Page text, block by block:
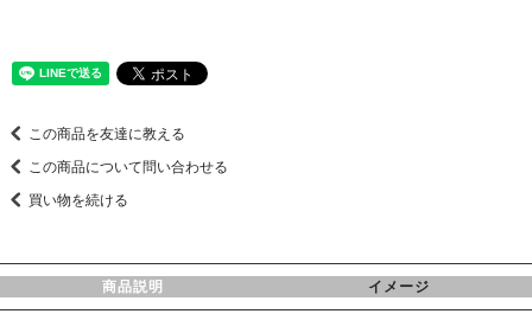
この商品を友達に教える
この商品について問い合わせる
買い物を続ける
商品説明 イメージ